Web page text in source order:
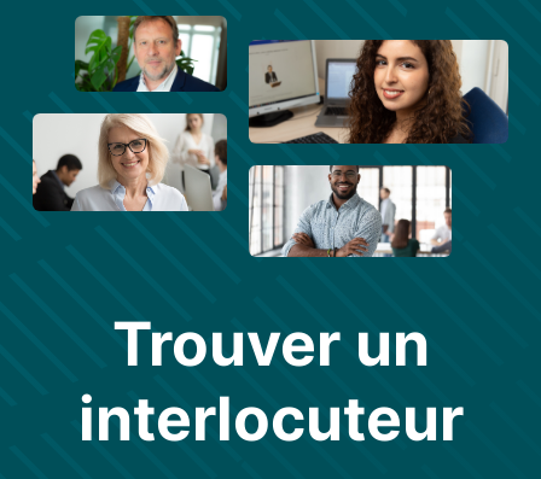
Trouver un
interlocuteur